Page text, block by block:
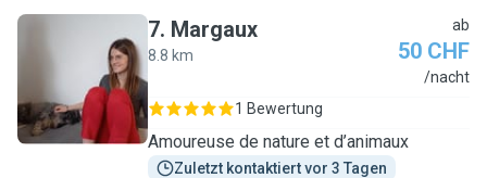
M
7. Margaux
8.8 km
ab
50 CHF
/nacht
1 Bewertung
Amoureuse de nature et d’animaux
Zuletzt kontaktiert vor 3 Tagen